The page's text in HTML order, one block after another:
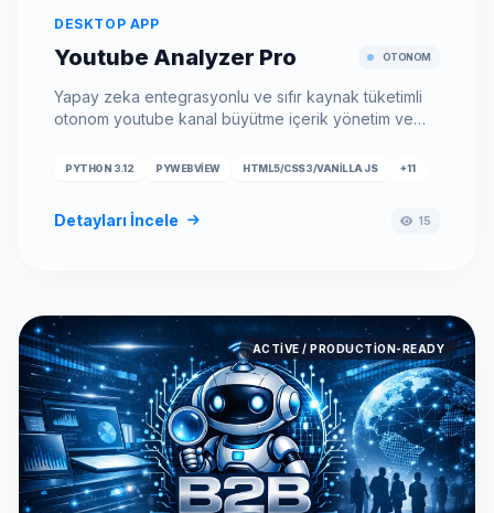
DESKTOP APP
Youtube Analyzer Pro OTONOM
Yapay zeka entegrasyonlu ve sıfır kaynak tüketimli
otonom youtube kanal büyütme içerik yönetim ve
PYTHON 3.12 PYWEBVIEW HTML5/CSS3/VANILLA JS +11
Detayları İncele 15
ACTIVE / PRODUCTION-READY